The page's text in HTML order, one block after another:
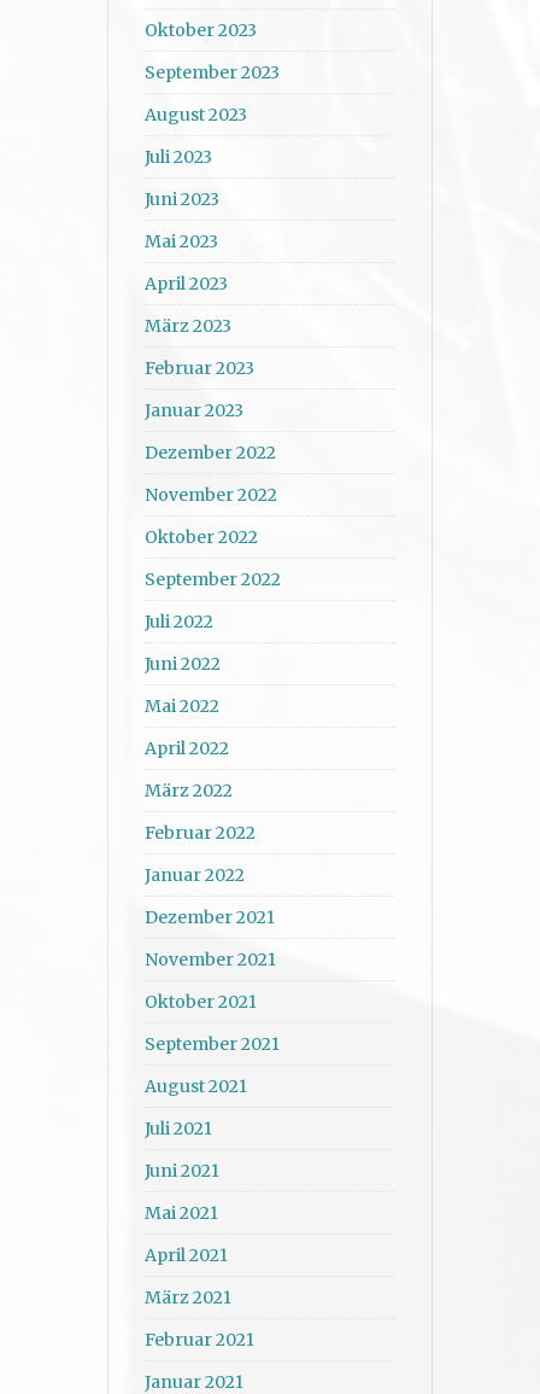
Oktober 2023
September 2023
August 2023
Juli 2023
Juni 2023
Mai 2023
April 2023
März 2023
Februar 2023
Januar 2023
Dezember 2022
November 2022
Oktober 2022
September 2022
Juli 2022
Juni 2022
Mai 2022
April 2022
März 2022
Februar 2022
Januar 2022
Dezember 2021
November 2021
Oktober 2021
September 2021
August 2021
Juli 2021
Juni 2021
Mai 2021
April 2021
März 2021
Februar 2021
Januar 2021